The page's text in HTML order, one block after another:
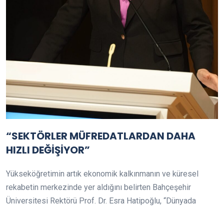
“SEKTÖRLER MÜFREDATLARDAN DAHA
HIZLI DEĞİŞİYOR”
Yükseköğretimin artık ekonomik kalkınmanın ve küresel
rekabetin merkezinde yer aldığını belirten Bahçeşehir
Üniversitesi Rektörü Prof. Dr. Esra Hatipoğlu, “Dünyada